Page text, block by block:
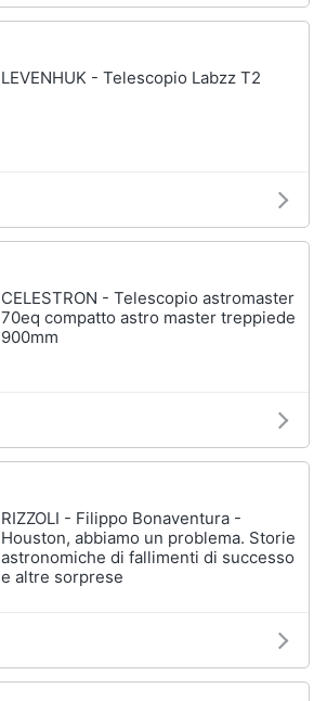
LEVENHUK - Telescopio Labzz T2
CELESTRON - Telescopio astromaster
70eq compatto astro master treppiede
900mm
RIZZOLI - Filippo Bonaventura -
Houston, abbiamo un problema. Storie
astronomiche di fallimenti di successo
e altre sorprese